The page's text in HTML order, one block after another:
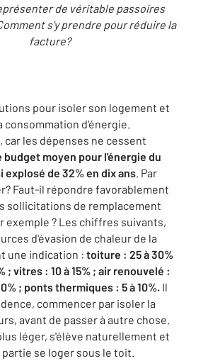
de véritable passoires
s'y prendre pour réduire la
facture?
pour isoler son logement et
consommation d'énergie.
car les dépenses ne cessent
budget moyen pour l'énergie du
explosé de 32% en dix ans. Par
Faut-il répondre favorablement
sollicitations de remplacement
exemple ? Les chiffres suivants,
d'évasion de chaleur de la
une indication : toiture : 25 à 30%
; vitres : 10 à 15% ; air renouvelé :
; ponts thermiques : 5 à 10%. Il
commencer par isoler la
avant de passer à autre chose.
léger, s'élève naturellement et
se loger sous le toit.